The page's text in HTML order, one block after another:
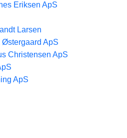
Eriksen ApS
Larsen
Østergaard ApS
Christensen ApS
ApS